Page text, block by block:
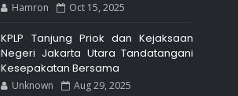
Hamron Oct 15, 2025
KPLP Tanjung Priok dan Kejaksaan
Negeri Jakarta Utara Tandatangani
Kesepakatan Bersama
Unknown Aug 29, 2025